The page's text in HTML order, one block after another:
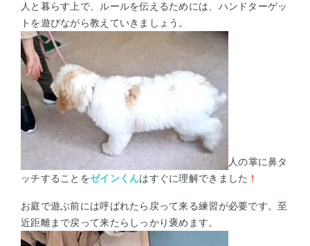
人と暮らす上で、ルールを伝えるためには、 ハンドターゲッ
トを遊びながら教えていきましょう。
人の掌に鼻タ
ッチすることをゼインくんはすぐに理解できました ！
お庭で遊ぶ前には呼ばれたら戻って来る練習が必要です。至
近距離まで戻って来たらしっかり褒めます。